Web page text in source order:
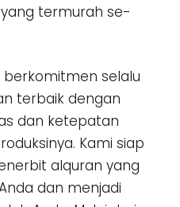
termurah se-
berkomitmen selalu
terbaik dengan
dan ketepatan
Kami siap
alquran yang
dan menjadi